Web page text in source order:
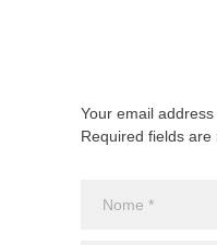
Your email
Required fields are